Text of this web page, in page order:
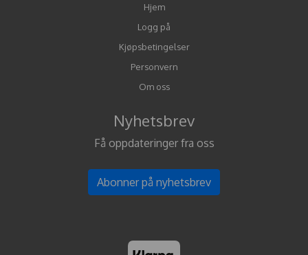
Hjem
Logg på
Kjøpsbetingelser
Personvern
Om oss
Nyhetsbrev
Få oppdateringer fra oss
Abonner på nyhetsbrev